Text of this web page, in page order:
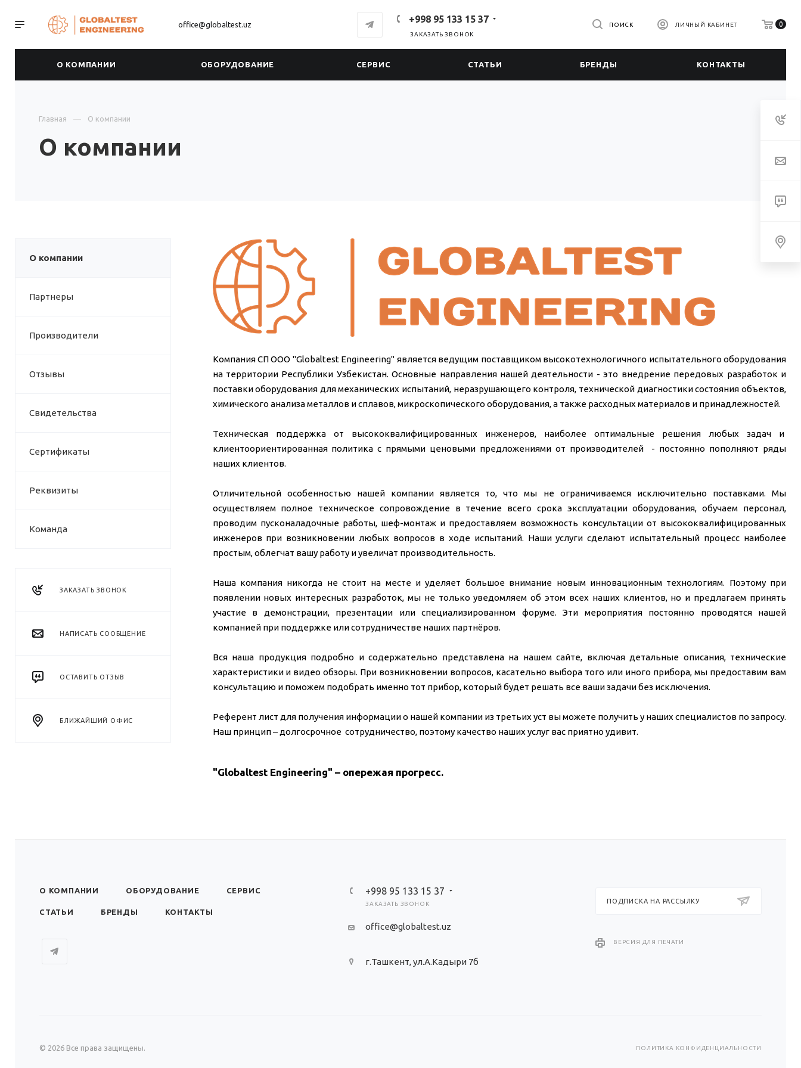
office@globaltest.uz +998 95 133 15 37
ЗАКАЗАТЬ ЗВОНОК
0
ЛИЧНЫЙ КАБИНЕТ
ПОИСК
О КОМПАНИИ ОБОРУДОВАНИЕ СЕРВИС СТАТЬИ БРЕНДЫ КОНТАКТЫ
Главная О компании
О компании
О компании
Партнеры
Производители
Отзывы
Свидетельства
Сертификаты
Реквизиты
Команда
ЗАКАЗАТЬ ЗВОНОК
НАПИСАТЬ СООБЩЕНИЕ
ОСТАВИТЬ ОТЗЫВ
БЛИЖАЙШИЙ ОФИС
Компания СП ООО "Globaltest Engineering" является ведущим поставщиком высокотехнологичного испытательного оборудования
на территории Республики Узбекистан. Основные направления нашей деятельности - это внедрение передовых разработок и
поставки оборудования для механических испытаний, неразрушающего контроля, технической диагностики состояния объектов,
химического анализа металлов и сплавов, микроскопического оборудования, а также расходных материалов и принадлежностей.
Техническая поддержка от высококвалифицированных инженеров, наиболее оптимальные решения любых задач и
клиентоориентированная политика с прямыми ценовыми предложениями от производителей - постоянно пополняют ряды
наших клиентов.
Отличительной особенностью нашей компании является то, что мы не ограничиваемся исключительно поставками. Мы
осуществляем полное техническое сопровождение в течение всего срока эксплуатации оборудования, обучаем персонал,
проводим пусконаладочные работы, шеф-монтаж и предоставляем возможность консультации от высококвалифицированных
инженеров при возникновении любых вопросов в ходе испытаний. Наши услуги сделают испытательный процесс наиболее
простым, облегчат вашу работу и увеличат производительность.
Наша компания никогда не стоит на месте и уделяет большое внимание новым инновационным технологиям. Поэтому при
появлении новых интересных разработок, мы не только уведомляем об этом всех наших клиентов, но и предлагаем принять
участие в демонстрации, презентации или специализированном форуме. Эти мероприятия постоянно проводятся нашей
компанией при поддержке или сотрудничестве наших партнёров.
Вся наша продукция подробно и содержательно представлена на нашем сайте, включая детальные описания, технические
характеристики и видео обзоры. При возникновении вопросов, касательно выбора того или иного прибора, мы предоставим вам
консультацию и поможем подобрать именно тот прибор, который будет решать все ваши задачи без исключения.
Референт лист для получения информации о нашей компании из третьих уст вы можете получить у наших специалистов по запросу.
Наш принцип – долгосрочное сотрудничество, поэтому качество наших услуг вас приятно удивит.
"Globaltest Engineering" – опережая прогресс.
О КОМПАНИИ ОБОРУДОВАНИЕ СЕРВИС
СТАТЬИ БРЕНДЫ КОНТАКТЫ
+998 95 133 15 37
ЗАКАЗАТЬ ЗВОНОК
office@globaltest.uz
г.Ташкент, ул.А.Кадыри 7б
ПОДПИСКА НА РАССЫЛКУ
ВЕРСИЯ ДЛЯ ПЕЧАТИ
ПОЛИТИКА КОНФИДЕНЦИАЛЬНОСТИ
© 2026 Все права защищены.